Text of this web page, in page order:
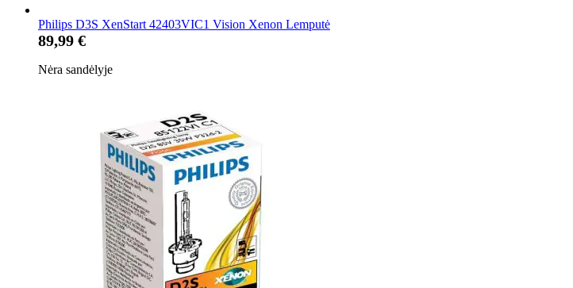
Philips D3S XenStart 42403VIC1 Vision Xenon Lemputė
89,99 €
Nėra sandėlyje